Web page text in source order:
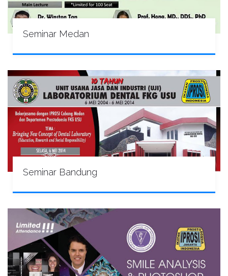
Seminar Medan
Seminar Bandung